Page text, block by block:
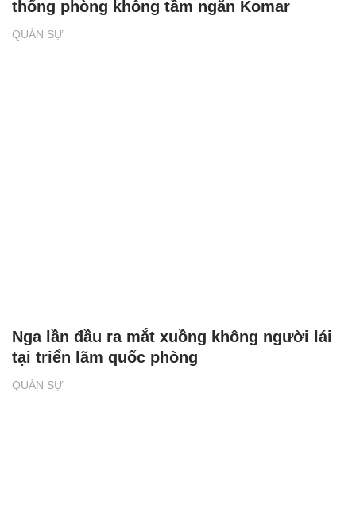
QUÂN SỰ
thống phòng không tầm ngắn Komar
QUÂN SỰ
Nga lần đầu ra mắt xuồng không người lái
tại triển lãm quốc phòng